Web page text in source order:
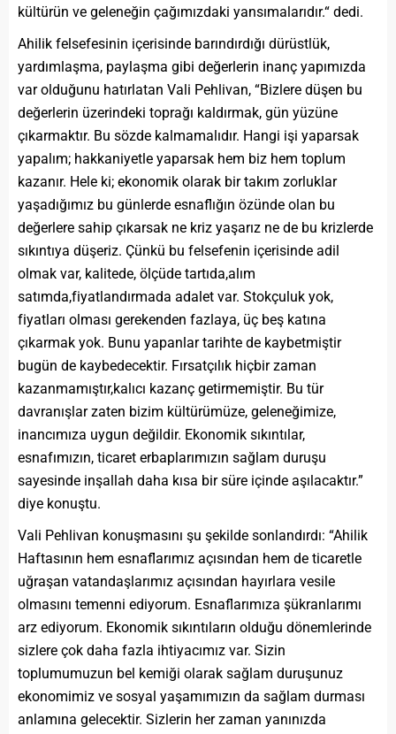
kültürün ve geleneğin çağımızdaki yansımalarıdır.“ dedi.
Ahilik felsefesinin içerisinde barındırdığı dürüstlük,
yardımlaşma, paylaşma gibi değerlerin inanç yapımızda
var olduğunu hatırlatan Vali Pehlivan, “Bizlere düşen bu
değerlerin üzerindeki toprağı kaldırmak, gün yüzüne
çıkarmaktır. Bu sözde kalmamalıdır. Hangi işi yaparsak
yapalım; hakkaniyetle yaparsak hem biz hem toplum
kazanır. Hele ki; ekonomik olarak bir takım zorluklar
yaşadığımız bu günlerde esnaflığın özünde olan bu
değerlere sahip çıkarsak ne kriz yaşarız ne de bu krizlerde
sıkıntıya düşeriz. Çünkü bu felsefenin içerisinde adil
olmak var, kalitede, ölçüde tartıda,alım
satımda,fiyatlandırmada adalet var. Stokçuluk yok,
fiyatları olması gerekenden fazlaya, üç beş katına
çıkarmak yok. Bunu yapanlar tarihte de kaybetmiştir
bugün de kaybedecektir. Fırsatçılık hiçbir zaman
kazanmamıştır,kalıcı kazanç getirmemiştir. Bu tür
davranışlar zaten bizim kültürümüze, geleneğimize,
inancımıza uygun değildir. Ekonomik sıkıntılar,
esnafımızın, ticaret erbaplarımızın sağlam duruşu
sayesinde inşallah daha kısa bir süre içinde aşılacaktır.”
diye konuştu.
Vali Pehlivan konuşmasını şu şekilde sonlandırdı: “Ahilik
Haftasının hem esnaflarımız açısından hem de ticaretle
uğraşan vatandaşlarımız açısından hayırlara vesile
olmasını temenni ediyorum. Esnaflarımıza şükranlarımı
arz ediyorum. Ekonomik sıkıntıların olduğu dönemlerinde
sizlere çok daha fazla ihtiyacımız var. Sizin
toplumumuzun bel kemiği olarak sağlam duruşunuz
ekonomimiz ve sosyal yaşamımızın da sağlam durması
anlamına gelecektir. Sizlerin her zaman yanınızda